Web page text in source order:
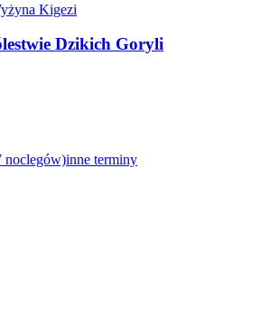
Kigezi
Dzikich Goryli
noclegów)inne terminy